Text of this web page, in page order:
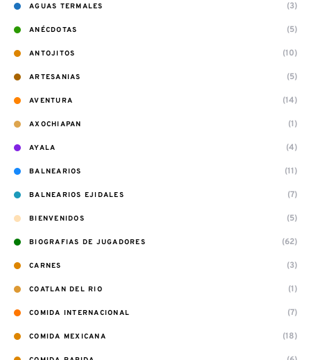
AGUAS TERMALES (3)
ANÉCDOTAS (5)
ANTOJITOS (10)
ARTESANIAS (5)
AVENTURA (14)
AXOCHIAPAN (1)
AYALA (4)
BALNEARIOS (11)
BALNEARIOS EJIDALES (7)
BIENVENIDOS (5)
BIOGRAFIAS DE JUGADORES (62)
CARNES (3)
COATLAN DEL RIO (1)
COMIDA INTERNACIONAL (7)
COMIDA MEXICANA (18)